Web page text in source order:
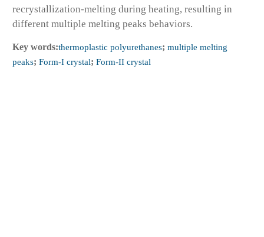
recrystallization-melting during heating, resulting in
different multiple melting peaks behaviors.
Key words:thermoplastic polyurethanes; multiple melting
peaks; Form-I crystal; Form-II crystal